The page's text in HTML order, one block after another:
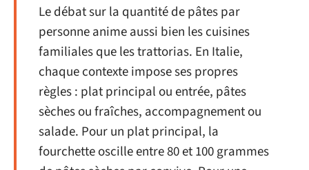
Le débat sur la quantité de pâtes par
personne anime aussi bien les cuisines
familiales que les trattorias. En Italie,
chaque contexte impose ses propres
règles : plat principal ou entrée, pâtes
sèches ou fraîches, accompagnement ou
salade. Pour un plat principal, la
fourchette oscille entre 80 et 100 grammes